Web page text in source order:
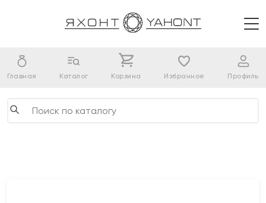
Главная Каталог Корзина Избранное Профиль